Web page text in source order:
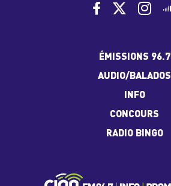
ÉMISSIONS 96.7
AUDIO/BALADOS
INFO
CONCOURS
RADIO BINGO